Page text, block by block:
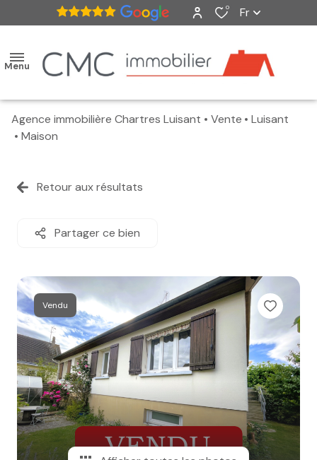
0 Fr
Menu
accueil
vendus
estimation
alerte
e-mail
notre
agence
nos
honoraires
Agence immobilière Chartres Luisant Vente
Luisant
Maison
Retour aux résultats
Partager ce bien
Vendu